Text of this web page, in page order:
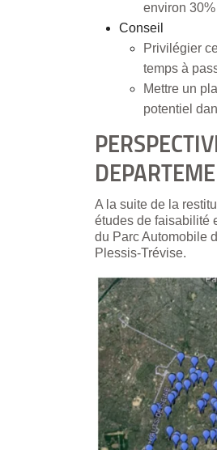
environ
Conseil
Privilégier
temps à
Mettre un
potentiel
A la suite de la
études de faisabilité
du Parc Automobile
Plessis-Trévise.